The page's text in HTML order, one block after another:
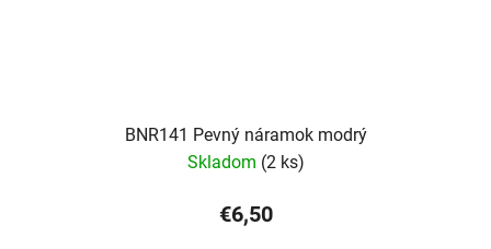
BNR141 Pevný náramok modrý
Skladom (2 ks)
€6,50